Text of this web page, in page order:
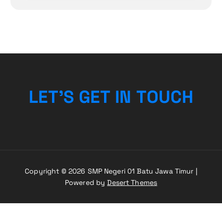
LET’S GET IN TOUCH
Copyright © 2026 SMP Negeri 01 Batu Jawa Timur |
Powered byDesert Themes